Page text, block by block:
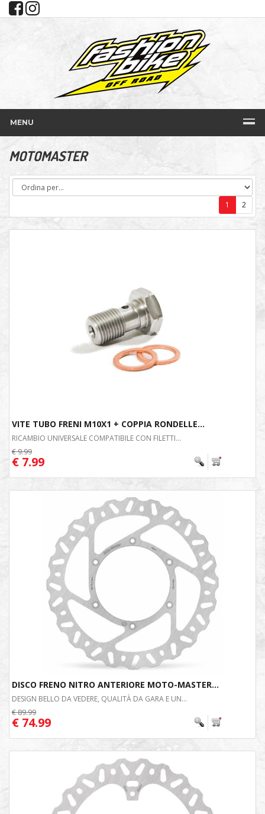
MENU
MOTOMASTER
1 2
VITE TUBO FRENI M10X1 + COPPIA RONDELLE...
RICAMBIO UNIVERSALE COMPATIBILE CON FILETTI...
€ 9.99
€ 7.99
DISCO FRENO NITRO ANTERIORE MOTO-MASTER...
DESIGN BELLO DA VEDERE, QUALITÀ DA GARA E UN...
€ 89.99
€ 74.99